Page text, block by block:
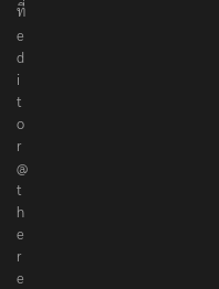
ที่
e
d
i
t
o
r
@
t
h
e
r
e